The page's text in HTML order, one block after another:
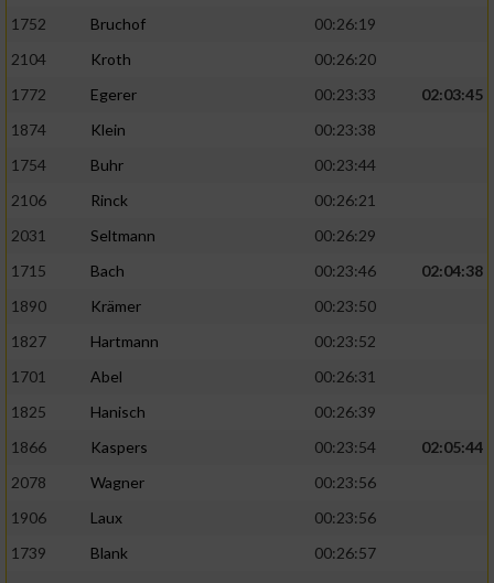
1752
Bruchof
00:26:19
2104
Kroth
00:26:20
1772
Egerer 00:23:33
02:03:45
1874
Klein
00:23:38
1754
Buhr
00:23:44
2106
Rinck
00:26:21
2031
Seltmann
00:26:29
1715
Bach 00:23:46
02:04:38
1890
Krämer
00:23:50
1827
Hartmann
00:23:52
1701
Abel
00:26:31
1825
Hanisch
00:26:39
1866
Kaspers 00:23:54
02:05:44
2078
Wagner
00:23:56
1906
Laux
00:23:56
1739
Blank
00:26:57